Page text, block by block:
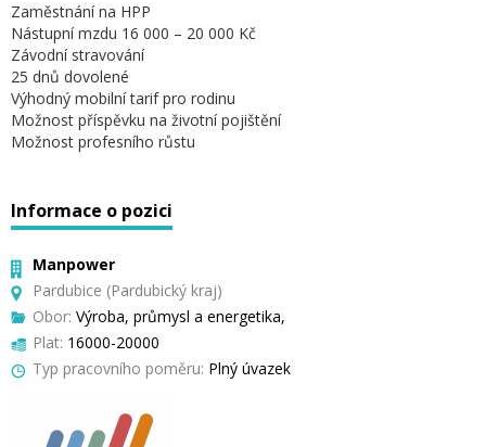
Zaměstnání na HPP
Nástupní mzdu 16 000 – 20 000 Kč
Závodní stravování
25 dnů dovolené
Výhodný mobilní tarif pro rodinu
Možnost příspěvku na životní pojištění
Možnost profesního růstu
Informace o pozici
Manpower
Pardubice (Pardubický kraj)
Obor: Výroba, průmysl a energetika,
Plat: 16000-20000
Typ pracovního poměru: Plný úvazek